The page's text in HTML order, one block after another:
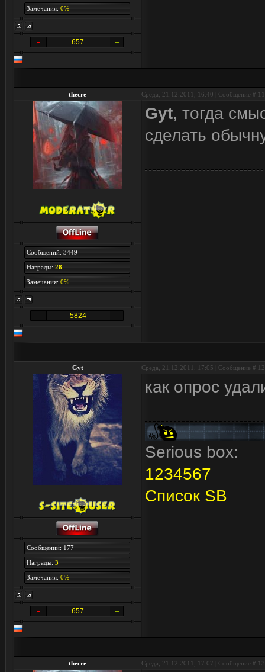
Замечания: 0%
657
thecre Среда, 21.12.2011, 16:40 | Сообщение # 11
Сообщений: 3449
Награды: 28
Замечания: 0%
5824
Gyt, тогда
сделать
Gyt Среда, 21.12.2011, 17:05 | Сообщение # 12
Сообщений: 177
Награды: 3
Замечания: 0%
657
как опрос
Serious box:
1234567
Список SB
thecre Среда, 21.12.2011, 17:07 | Сообщение # 13